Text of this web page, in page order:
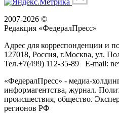
2007-2026 ©
Редакция «ФедералПресс»
Адрес для корреспонденции и
127018, Россия, г.Москва, ул.
Тел.+7(499) 112-35-89 E-mail:
«ФедералПресс» - медиа-
информагентства, журнал.
происшествия, общество.
регионов РФ